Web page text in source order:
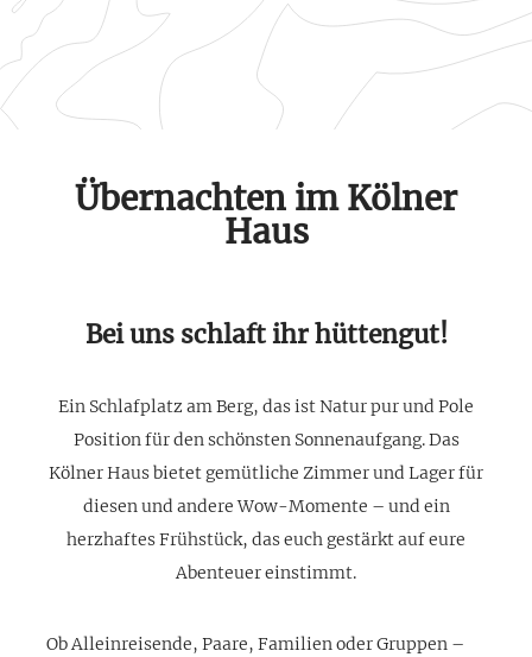
Übernachten im Kölner
Haus
Bei uns schlaft ihr hüttengut!
Ein Schlafplatz am Berg, das ist Natur pur und Pole
Position für den schönsten Sonnenaufgang. Das
Kölner Haus bietet gemütliche Zimmer und Lager für
diesen und andere Wow-Momente – und ein
herzhaftes Frühstück, das euch gestärkt auf eure
Abenteuer einstimmt.
Ob Alleinreisende, Paare, Familien oder Gruppen –